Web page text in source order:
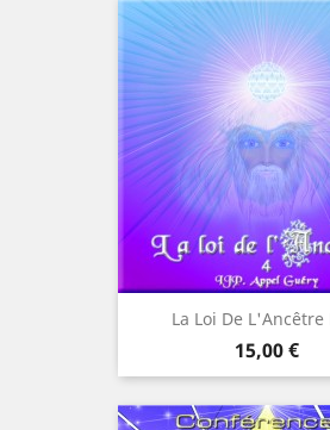
La Loi De L'Ancêtre
Prix
15,00 €